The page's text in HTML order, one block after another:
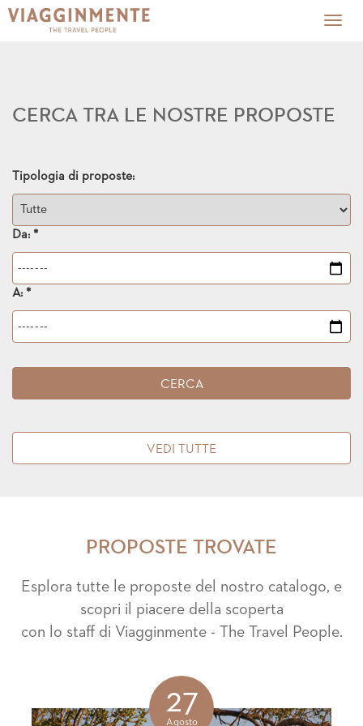
CERCA TRA LE NOSTRE PROPOSTE
Tipologia di proposte:
Da: *
A: *
VEDI TUTTE
PROPOSTE TROVATE
Esplora tutte le proposte del nostro catalogo, e
scopri il piacere della scoperta
con lo staff di Viagginmente - The Travel People.
27
Agosto